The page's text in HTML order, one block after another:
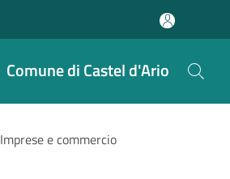
Comune di Castel d'Ario
Imprese e commercio